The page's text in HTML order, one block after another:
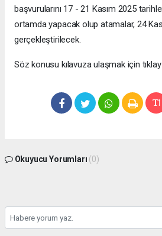
başvurularını 17 - 21 Kasım 2025
ortamda yapacak olup atamalar, 24
gerçekleştirilecek.
Söz konusu kılavuza ulaşmak için
Okuyucu Yorumları (0)